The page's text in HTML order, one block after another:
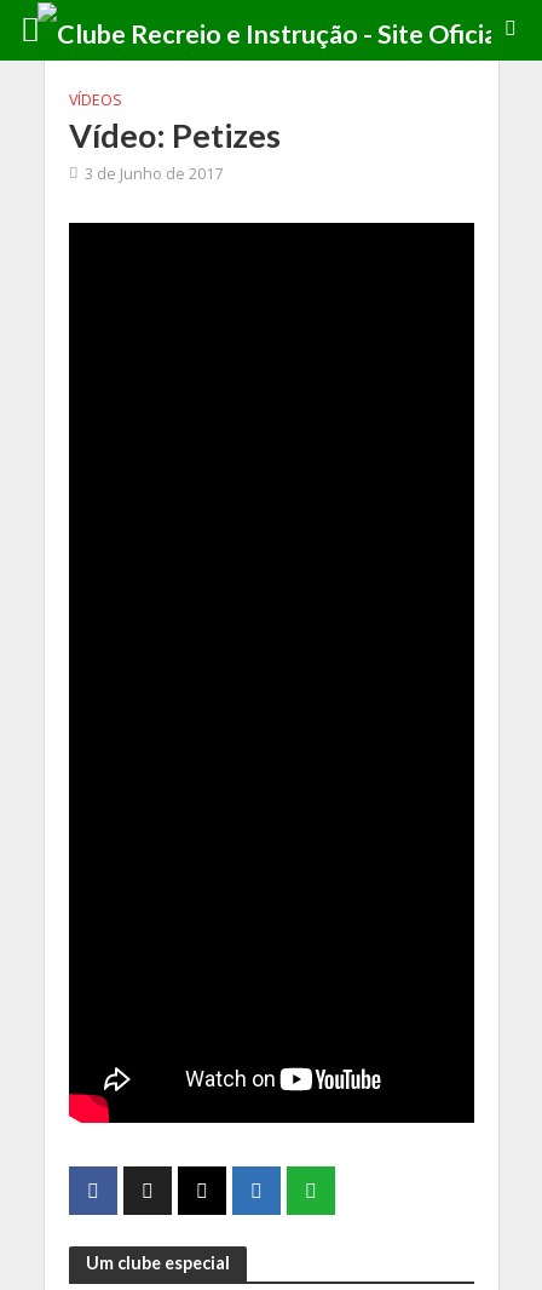
VÍDEOS
Vídeo: Petizes
3 de Junho de 2017
Um clube especial